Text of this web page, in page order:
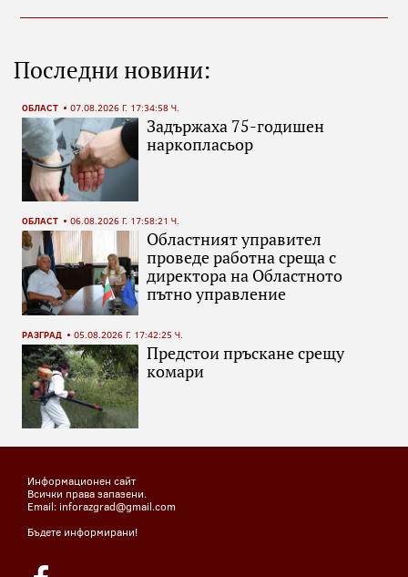
Последни новини:
ОБЛАСТ 07.08.2026 Г. 17:34:58 Ч.
Задържаха 75-годишен
наркопласьор
ОБЛАСТ 06.08.2026 Г. 17:58:21 Ч.
Областният управител
проведе работна среща с
директора на Областното
пътно управление
РАЗГРАД 05.08.2026 Г. 17:42:25 Ч.
Предстои пръскане срещу
комари
Информационен сайт
Всички права запазени.
Email: inforazgrad@gmail.com
Бъдете информирани!